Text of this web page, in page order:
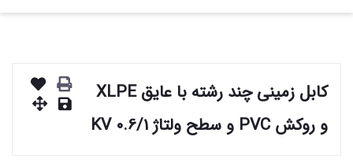
کابل زمینی چند رشته با عایق XLPE
و روکش PVC و سطح ولتاژ 0.6/1 KV